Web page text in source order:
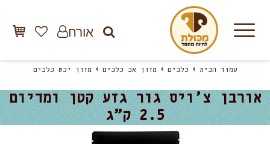
אורח
עמוד הבית כלבים מזון אב כלבים מזון יבש כלבים
אורבן צ’ויס גור גזע קטן ומדיום
2.5 ק”ג